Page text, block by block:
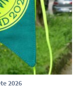
2026